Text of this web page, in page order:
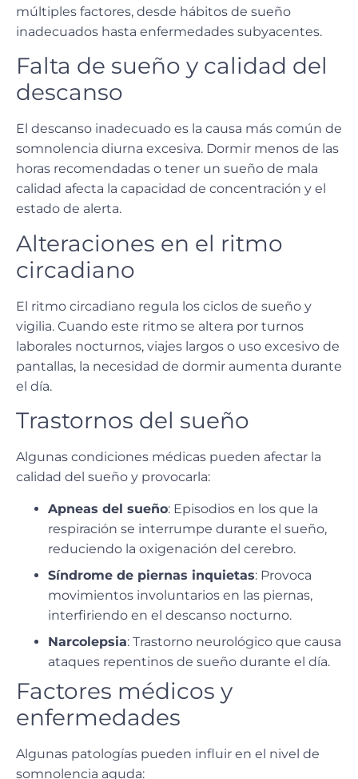
múltiples factores, desde hábitos de sueño
inadecuados hasta enfermedades subyacentes.
Falta de sueño y calidad del
descanso
El descanso inadecuado es la causa más común de
somnolencia diurna excesiva. Dormir menos de las
horas recomendadas o tener un sueño de mala
calidad afecta la capacidad de concentración y el
estado de alerta.
Alteraciones en el ritmo
circadiano
El ritmo circadiano regula los ciclos de sueño y
vigilia. Cuando este ritmo se altera por turnos
laborales nocturnos, viajes largos o uso excesivo de
pantallas, la necesidad de dormir aumenta durante
el día.
Trastornos del sueño
Algunas condiciones médicas pueden afectar la
calidad del sueño y provocarla:
Apneas del sueño: Episodios en los que la
respiración se interrumpe durante el sueño,
reduciendo la oxigenación del cerebro.
Síndrome de piernas inquietas: Provoca
movimientos involuntarios en las piernas,
interfiriendo en el descanso nocturno.
Narcolepsia: Trastorno neurológico que causa
ataques repentinos de sueño durante el día.
Factores médicos y
enfermedades
Algunas patologías pueden influir en el nivel de
somnolencia aguda: